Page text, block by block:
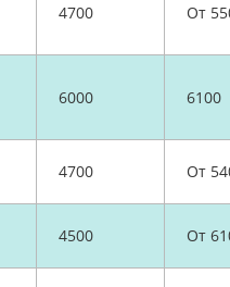
4700 От
6000 6100
4700 От
4500 От